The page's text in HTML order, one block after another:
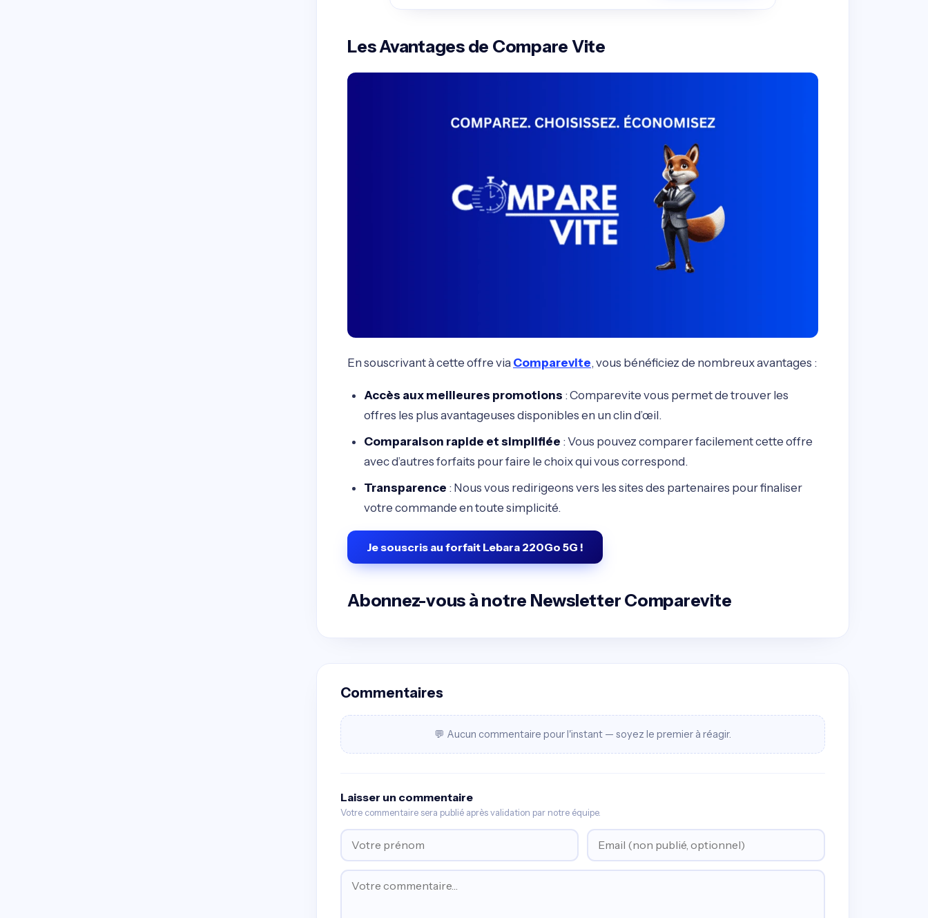
Les Avantages de Compare Vite
En souscrivant à cette offre via Comparevite, vous bénéficiez de nombreux avantages :
Accès aux meilleures promotions : Comparevite vous permet de trouver les
offres les plus avantageuses disponibles en un clin d’œil.
Comparaison rapide et simplifiée : Vous pouvez comparer facilement cette offre
avec d’autres forfaits pour faire le choix qui vous correspond.
Transparence : Nous vous redirigeons vers les sites des partenaires pour finaliser
votre commande en toute simplicité.
Je souscris au forfait Lebara 220Go 5G !
Abonnez-vous à notre Newsletter Comparevite
Commentaires
💬 Aucun commentaire pour l'instant — soyez le premier à réagir.
Laisser un commentaire
Votre commentaire sera publié après validation par notre équipe.